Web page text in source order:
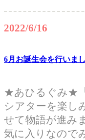
2022/6/16
6月お誕生会を行いま
★あひるぐみ★
シアターを楽し
せて物語が進み
気に入りなので